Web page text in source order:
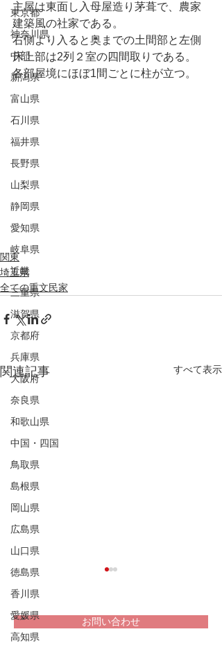
東京都
神奈川県
中部
新潟県
富山県
石川県
福井県
長野県
山梨県
静岡県
愛知県
岐阜県
近畿
三重県
滋賀県
京都府
兵庫県
大阪府
奈良県
和歌山県
中国・四国
鳥取県
島根県
岡山県
広島県
山口県
徳島県
香川県
愛媛県
高知県
主屋は東面し入母屋造り茅葺で、農家
建築風の社家である。
右側より入ると奥までの土間部と左側
床上部は2列２室の四間取りである。
各部屋境にほぼ1間ごとに柱が立つ。
関東
埼玉県
全ての重文民家
関連記事 すべて表示
お問い合わせ